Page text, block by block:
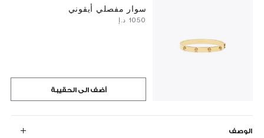
سوار مفصلي أيقوني
أضف الى الحقيبة
الوصف